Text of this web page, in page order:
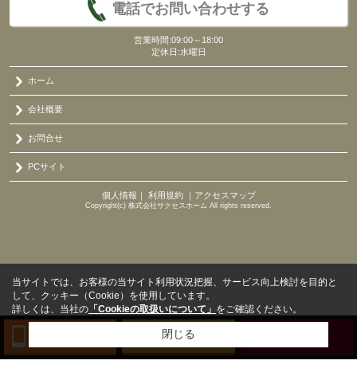
電話でお問い合わせする
営業時間:09:00～18:00
定休日:水曜日
ホーム
会社概要
お問合せ
PCサイト
個人情報 ｜ 利用規約｜ アクセスマップ
Copyright(c) 株式会社サクセスホーム All rights reserved.
来店予約
当サイトでは、お客様の当サイト利用状況把握、サービス向上検討を目的と
して、クッキー（Cookie）を使用しています。
詳しくは、当社の 「Cookieの取扱いについて」 をご確認ください。
閉じる